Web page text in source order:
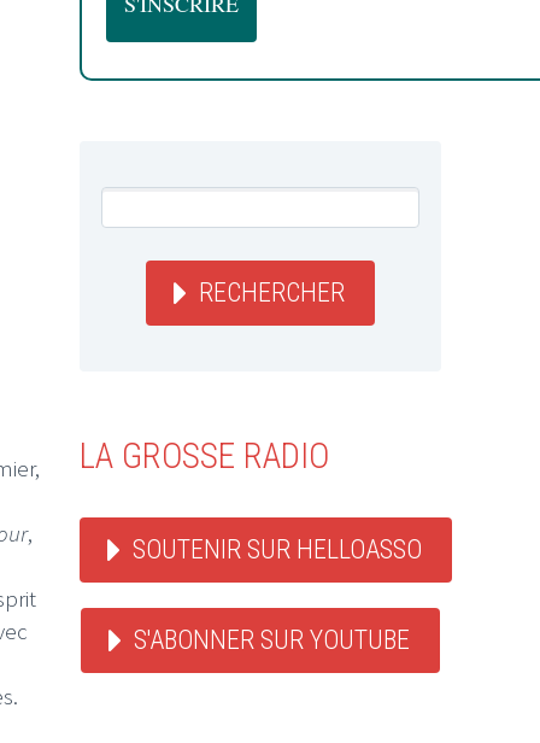
,
RECHERCHER
LA GROSSE RADIO
SOUTENIR SUR HELLOASSO
S'ABONNER SUR YOUTUBE